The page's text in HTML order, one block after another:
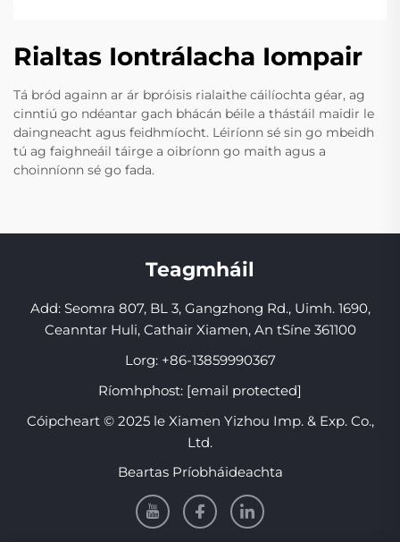
Rialtas Iontrálacha Iompair
Tá bród againn ar ár bpróisis rialaithe cáilíochta géar, ag
cinntiú go ndéantar gach bhácán béile a thástáil maidir le
daingneacht agus feidhmíocht. Léiríonn sé sin go mbeidh
tú ag faighneáil táirge a oibríonn go maith agus a
choinníonn sé go fada.
Teagmháil
Add: Seomra 807, BL 3, Gangzhong Rd., Uimh. 1690,
Ceanntar Huli, Cathair Xiamen, An tSíne 361100
Lorg: +86-13859990367
Ríomhphost: [email protected]
Cóipcheart © 2025 le Xiamen Yizhou Imp. & Exp. Co.,
Ltd.
Beartas Príobháideachta